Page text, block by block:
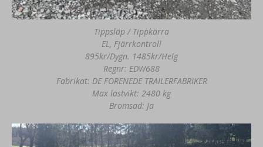
Tippsläp / Tippkärra
EL, Fjärrkontroll
895kr/Dygn. 1485kr/Helg
Regnr: EDW688
Fabrikat: DE FORENEDE TRAILERFABRIKER
Max lastvikt: 2480 kg
Bromsad: Ja